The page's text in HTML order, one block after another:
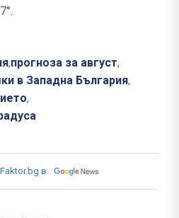
,прогноза за август,
в Западна България,
,
в